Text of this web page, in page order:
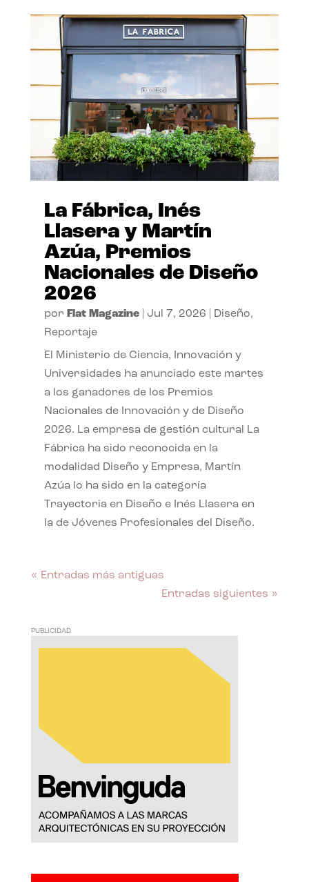
La Fábrica, Inés
Llasera y Martín
Azúa, Premios
Nacionales de Diseño
2026
por Flat Magazine| Jul 7, 2026 Diseño,
Reportaje
El Ministerio de Ciencia, Innovación y
Universidades ha anunciado este martes
a los ganadores de los Premios
Nacionales de Innovación y de Diseño
2026. La empresa de gestión cultural La
Fábrica ha sido reconocida en la
modalidad Diseño y Empresa, Martín
Azúa lo ha sido en la categoría
Trayectoria en Diseño e Inés Llasera en
la de Jóvenes Profesionales del Diseño.
« Entradas más antiguas
Entradas siguientes »
PUBLICIDAD